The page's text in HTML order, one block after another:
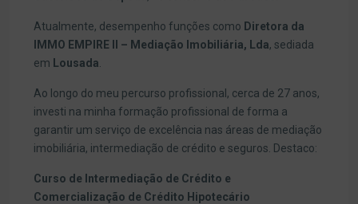
Atualmente, desempenho funções como Diretora da
IMMO EMPIRE II – Mediação Imobiliária, Lda, sediada
em Lousada
Ao longo do meu percurso profissional, cerca de 27 anos,
investi na minha formação profissional de forma a
garantir um serviço de excelência nas áreas de mediação
imobiliária, intermediação de crédito e seguros. Destaco:
Curso de Intermediação de Crédito e
Comercialização de Crédito Hipotecário